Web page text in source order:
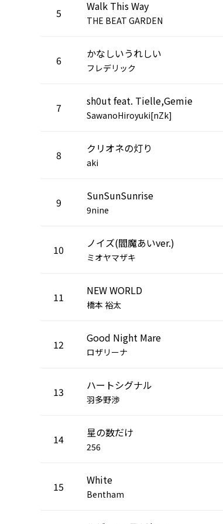
5 Walk This Way
THE BEAT GARDEN
6 かなしいうれしい
フレデリック
7 sh0ut feat. Tielle,Gemie
SawanoHiroyuki[nZk]
8 クリオネの灯り
aki
9 SunSunSunrise
9nine
10 ノイズ(閻魔あいver.)
ミオヤマザキ
11 NEW WORLD
橋本 裕太
12 Good Night Mare
ロザリーナ
13 ハートシグナル
羽多野渉
14 星の数だけ
256
15 White
Bentham